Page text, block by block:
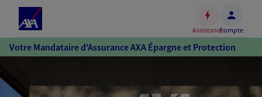
Accéder
au
Accéder
AssistanceCompte
Votre Mandataire d'Assurance AXA Épargne et Protection